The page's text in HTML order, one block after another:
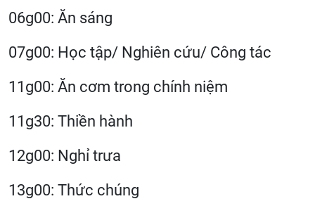
06g00: Ăn sáng
07g00: Học tập/ Nghiên cứu/ Công tác
11g00: Ăn cơm trong chính niệm
11g30: Thiền hành
12g00: Nghỉ trưa
13g00: Thức chúng